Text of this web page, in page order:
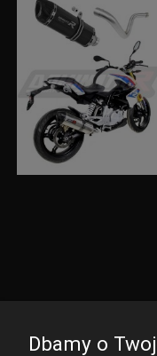
Dbamy o